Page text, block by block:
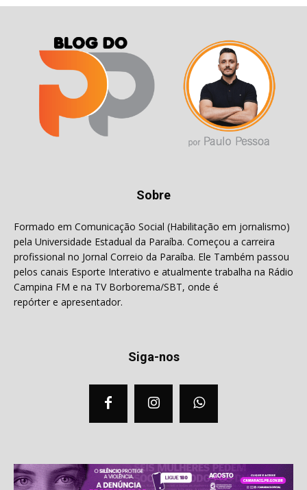
Sobre
Formado em Comunicação Social (Habilitação em jornalismo)
pela Universidade Estadual da Paraíba. Começou a carreira
profissional no Jornal Correio da Paraíba. Ele Também passou
pelos canais Esporte Interativo e atualmente trabalha na Rádio
Campina FM e na TV Borborema/SBT, onde é
repórter e apresentador.
Siga-nos